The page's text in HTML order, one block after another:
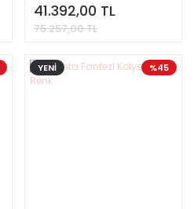
41.392,00 TL
75.257,00 TL
%45
YENİ